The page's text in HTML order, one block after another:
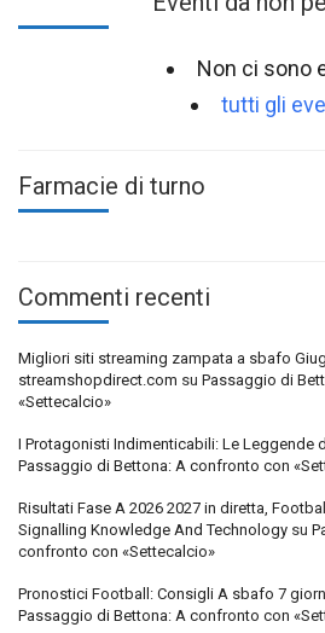
Non ci sono
tutti gli
Farmacie di turno
Commenti recenti
Migliori siti streaming zampata a sbafo
streamshopdirect.com su Passaggio di
«Settecalcio»
I Protagonisti Indimenticabili: Le Leggende
Passaggio di Bettona: A confronto con
Risultati Fase A 2026 2027 in diretta,
Signalling Knowledge And Technology su
confronto con «Settecalcio»
Pronostici Football: Consigli A sbafo 7
Passaggio di Bettona: A confronto con